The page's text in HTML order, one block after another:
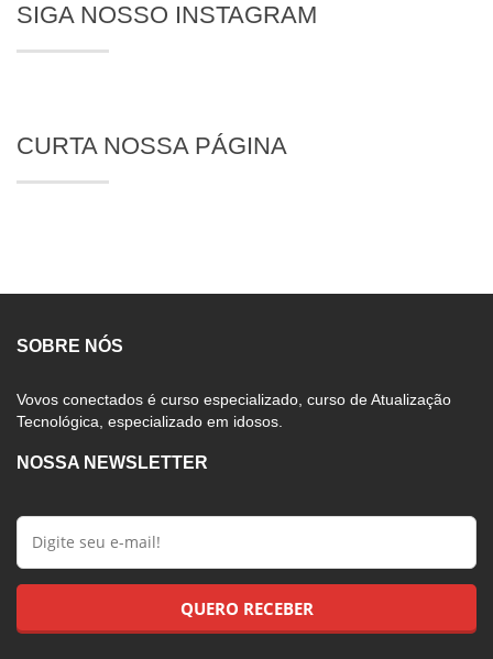
SIGA NOSSO INSTAGRAM
CURTA NOSSA PÁGINA
SOBRE NÓS
Vovos conectados é curso especializado, curso de Atualização
Tecnológica, especializado em idosos.
NOSSA NEWSLETTER